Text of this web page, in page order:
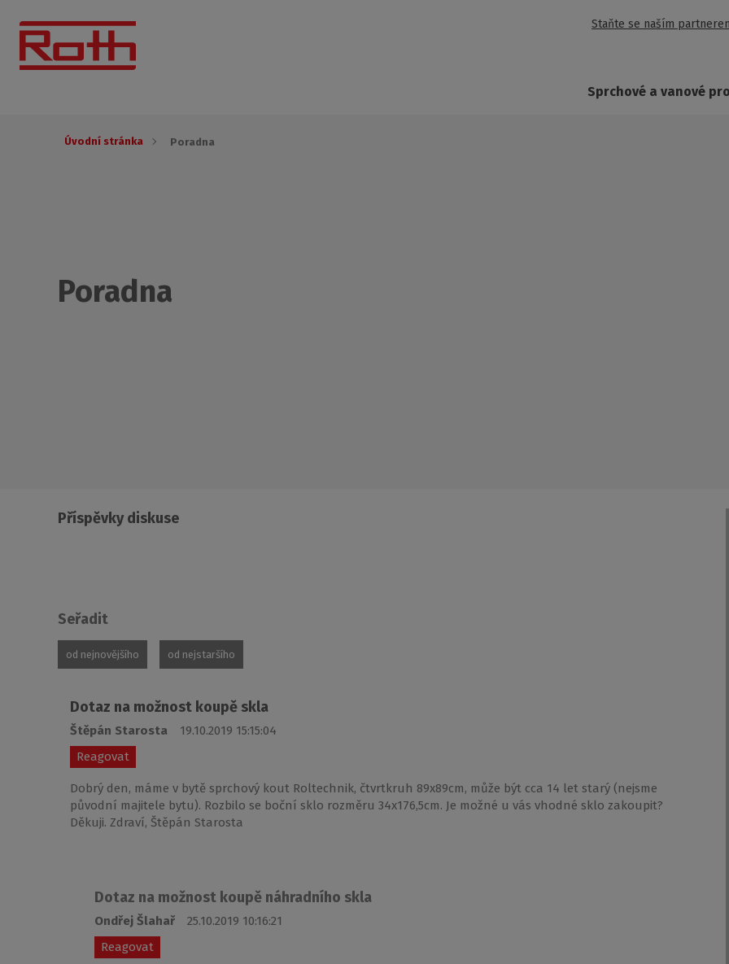
Staňte se naším
Sprchové a vanové
Úvodní stránka Poradna
Poradna
Příspěvky diskuse
Seřadit
od nejnovějšího od nejstaršího
Dotaz na možnost koupě skla
Štěpán Starosta
19.10.2019 15:15:04
Reagovat
Dobrý den, máme v bytě sprchový kout Roltechnik, čtvrtkruh 89x89cm, může být cca 14 let starý (nejsme
původní majitele bytu). Rozbilo se boční sklo rozměru 34x176,5cm. Je možné u vás vhodné sklo zakoupit?
Děkuji. Zdraví, Štěpán Starosta
Dotaz na možnost koupě náhradního skla
Ondřej Šlahař
25.10.2019 10:16:21
Reagovat